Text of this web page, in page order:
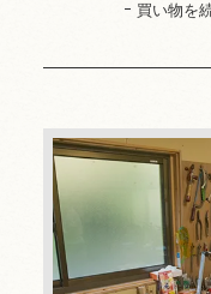
買い物を